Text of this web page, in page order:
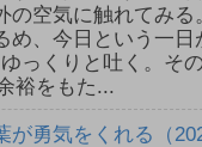
の空気に触れてみ
め、今日という一
くりと吐く。そ
裕をもた...
が勇気をくれる（